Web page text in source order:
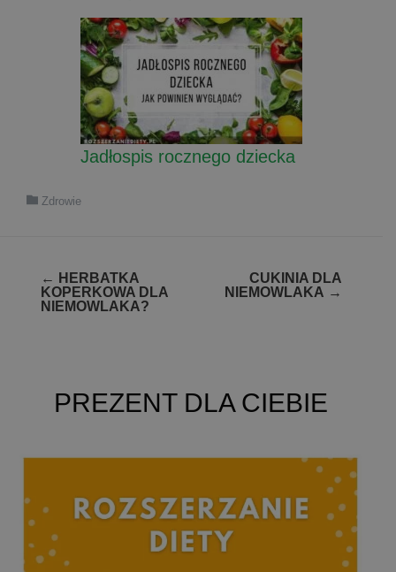
Jadłospis rocznego dziecka
Zdrowie
Zobacz
wpisy
← HERBATKA
KOPERKOWA DLA
NIEMOWLAKA?
CUKINIA DLA
NIEMOWLAKA →
PREZENT DLA CIEBIE